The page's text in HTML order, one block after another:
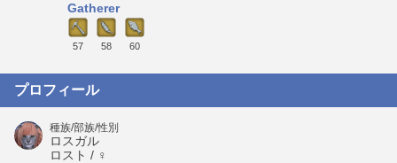
Gatherer
57 58 60
プロフィール
種族/部族/性別
ロスガル
ロスト / ♀